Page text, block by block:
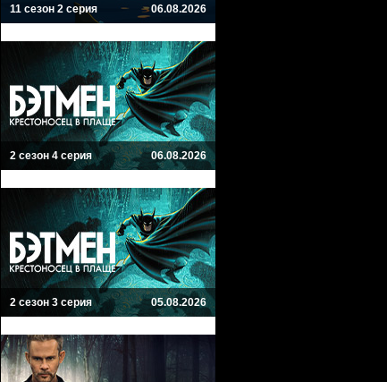
11 сезон 2 серия 06.08.2026
2 сезон 4 серия 06.08.2026
2 сезон 3 серия 05.08.2026